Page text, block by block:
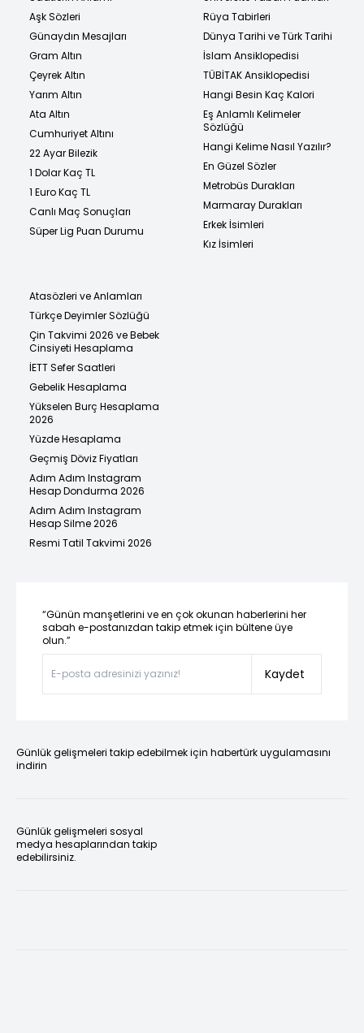
Aşk Sözleri
Günaydın Mesajları
Gram Altın
Çeyrek Altın
Yarım Altın
Ata Altın
Cumhuriyet Altını
22 Ayar Bilezik
1 Dolar Kaç TL
1 Euro Kaç TL
Canlı Maç Sonuçları
Süper Lig Puan Durumu
Rüya Tabirleri
Dünya Tarihi ve Türk Tarihi
İslam Ansiklopedisi
TÜBİTAK Ansiklopedisi
Hangi Besin Kaç Kalori
Eş Anlamlı Kelimeler
Sözlüğü
Hangi Kelime Nasıl Yazılır?
En Güzel Sözler
Metrobüs Durakları
Marmaray Durakları
Erkek İsimleri
Kız İsimleri
Atasözleri ve Anlamları
Türkçe Deyimler Sözlüğü
Çin Takvimi 2026 ve Bebek
Cinsiyeti Hesaplama
İETT Sefer Saatleri
Gebelik Hesaplama
Yükselen Burç Hesaplama
2026
Yüzde Hesaplama
Geçmiş Döviz Fiyatları
Adım Adım Instagram
Hesap Dondurma 2026
Adım Adım Instagram
Hesap Silme 2026
Resmi Tatil Takvimi 2026
“Günün manşetlerini ve en çok okunan haberlerini her
sabah e-postanızdan takip etmek için bültene üye
olun.”
Kaydet
Günlük gelişmeleri takip edebilmek için habertürk uygulamasını
indirin
Günlük gelişmeleri sosyal
medya hesaplarından takip
edebilirsiniz.